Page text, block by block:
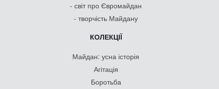
- світ про Євромайдан
- творчість Майдану
КОЛЕКЦІЇ
Майдан: усна історія
Агітація
Боротьба